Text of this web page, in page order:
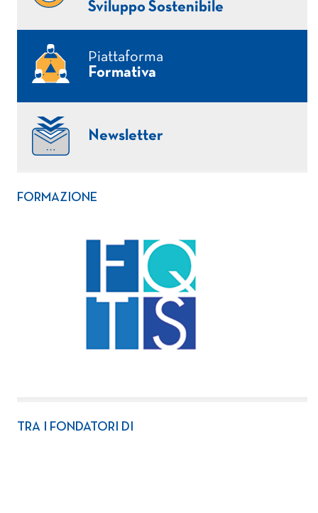
Sviluppo Sostenibile
Piattaforma
Formativa
Newsletter
FORMAZIONE
TRA I FONDATORI DI